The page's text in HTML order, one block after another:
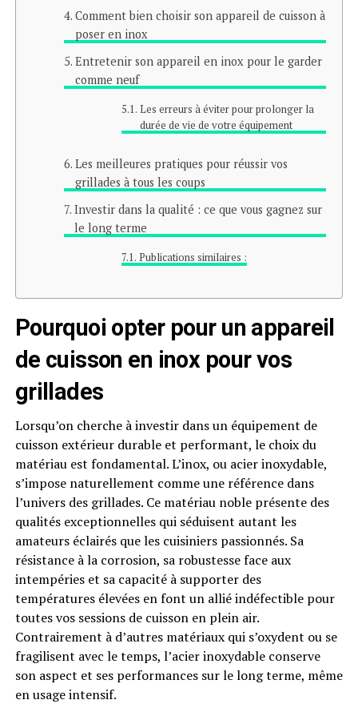
Comment bien choisir son appareil de cuisson à
poser en inox
Entretenir son appareil en inox pour le garder
comme neuf
Les erreurs à éviter pour prolonger la
durée de vie de votre équipement
Les meilleures pratiques pour réussir vos
grillades à tous les coups
Investir dans la qualité : ce que vous gagnez sur
le long terme
Publications similaires :
Pourquoi opter pour un appareil
de cuisson en inox pour vos
grillades
Lorsqu’on cherche à investir dans un équipement de
cuisson extérieur durable et performant, le choix du
matériau est fondamental. L’inox, ou acier inoxydable,
s’impose naturellement comme une référence dans
l’univers des grillades. Ce matériau noble présente des
qualités exceptionnelles qui séduisent autant les
amateurs éclairés que les cuisiniers passionnés. Sa
résistance à la corrosion, sa robustesse face aux
intempéries et sa capacité à supporter des
températures élevées en font un allié indéfectible pour
toutes vos sessions de cuisson en plein air.
Contrairement à d’autres matériaux qui s’oxydent ou se
fragilisent avec le temps, l’acier inoxydable conserve
son aspect et ses performances sur le long terme, même
en usage intensif.